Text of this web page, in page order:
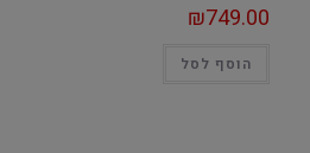
₪749.00
הוסף לסל